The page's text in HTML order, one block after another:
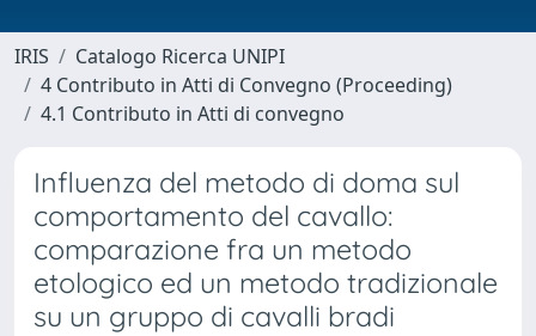
IRIS
Catalogo Ricerca UNIPI
4 Contributo in Atti di Convegno (Proceeding)
4.1 Contributo in Atti di convegno
Influenza del metodo di doma sul
comportamento del cavallo:
comparazione fra un metodo
etologico ed un metodo tradizionale
su un gruppo di cavalli bradi